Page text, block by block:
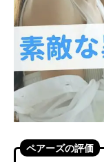
ペアーズの評価